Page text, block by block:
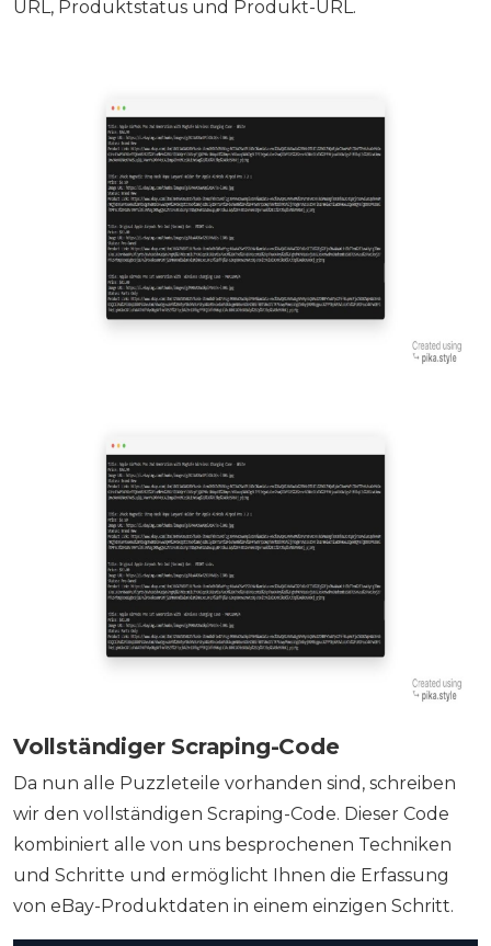
URL, Produktstatus und Produkt-URL.
Vollständiger Scraping-Code
Da nun alle Puzzleteile vorhanden sind, schreiben
wir den vollständigen Scraping-Code. Dieser Code
kombiniert alle von uns besprochenen Techniken
und Schritte und ermöglicht Ihnen die Erfassung
von eBay-Produktdaten in einem einzigen Schritt.